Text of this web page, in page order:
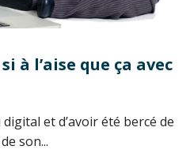
à l’aise que ça avec
digital et d’avoir été bercé de
son...